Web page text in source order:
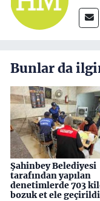
Bunlar da
Şahinbey Belediyesi
tarafından yapılan
denetimlerde 703
bozuk et ele geçirildi